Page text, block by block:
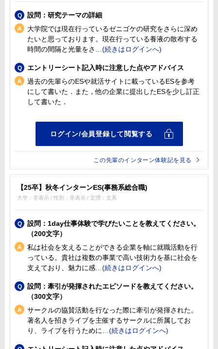
設問：研究テーマの詳細
大学院では現在行っているゼニゴケの研究をさらに深め
たいと思っております。現在行っている養液の散布する
時間の間隔と光量をさ
エントリーシート記入時に注意した点やアドバイス
過去の先輩らのESや就活サイトに載っているESを参考
にして書いた．また，他の企業に提出したESを少し訂正
して書いた．
この先輩のインターン体験記を見る
【25卒】秋冬インターンES(事務系総合職)
大学：非表示 / 性別：非表示 / 文理：文系
設問：1day仕事体験で学びたいことを教えてください。
（200文字）
私は社会を支えることができる企業を軸に就職活動を行
っている。貴社は複数の事業で高い技術力を基に社会を
支えており、魅力に感
設問：牽引が発揮されたエピソードを教えてください。
（300文字）
サークルの協賛活動を行なった際に牽引が発揮された。
著名人を招きライブを主催するサークルに所属してお
り、ライブを行うために